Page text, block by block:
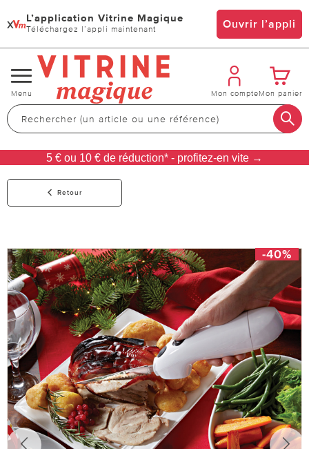
x L’application Vitrine Magique
Téléchargez l’appli maintenant Ouvrir l’appli
Changer
de
navigation
Menu Mon compteMon panier
5 € ou 10 € de réduction* - profitez-en vite →
Retour
-40%